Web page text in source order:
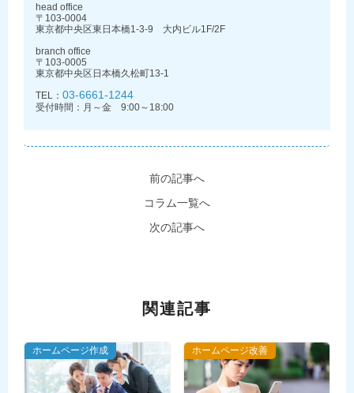
head office
〒103-0004
東京都中央区東日本橋1-3-9 大内ビル1F/2F
branch office
〒103-0005
東京都中央区日本橋久松町13-1
TEL： 03-6661-1244
受付時間：月～金 9:00～18:00
前の記事へ
コラム一覧へ
次の記事へ
関連記事
ホームページ作成 ホームページ改善